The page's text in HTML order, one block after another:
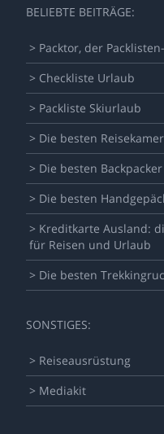
BELIEBTE BEITRÄGE:
> Packtor, der
> Checkliste Urlaub
> Packliste Skiurlaub
> Die besten
> Die besten
> Die besten
> Kreditkarte Ausland:
für Reisen und Urlaub
> Die besten
SONSTIGES:
> Reiseausrüstung
> Mediakit